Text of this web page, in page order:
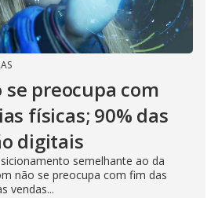
se preocupa com
físicas; 90% das
digitais
semelhante ao da
não se preocupa com fim das
vendas...